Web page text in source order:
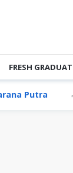
FRESH
PT